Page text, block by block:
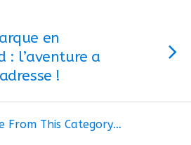
en
: l’aventure a
!
From This Category…